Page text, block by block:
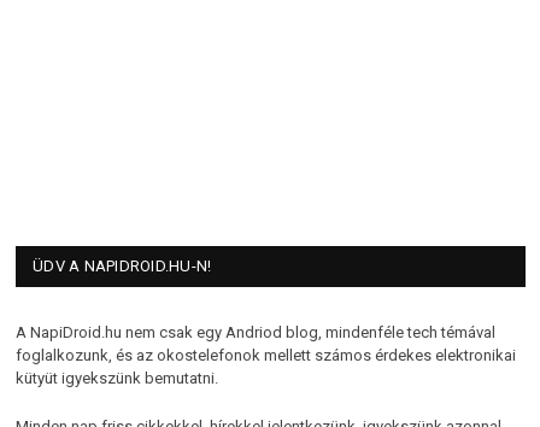
ÜDV A NAPIDROID.HU-N!
A NapiDroid.hu nem csak egy Andriod blog, mindenféle tech témával
foglalkozunk, és az okostelefonok mellett számos érdekes elektronikai
kütyüt igyekszünk bemutatni.